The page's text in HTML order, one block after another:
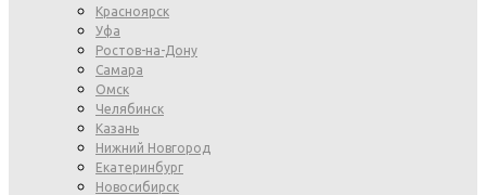
Красноярск
Уфа
Ростов-на-Дону
Самара
Омск
Челябинск
Казань
Нижний Новгород
Екатеринбург
Новосибирск